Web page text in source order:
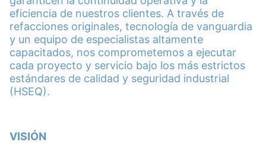
eficiencia de nuestros clientes. A través de
refacciones originales, tecnología de vanguardia
y un equipo de especialistas altamente
capacitados, nos comprometemos a ejecutar
cada proyecto y servicio bajo los más estrictos
estándares de calidad y seguridad industrial
(HSEQ).
VISIÓN